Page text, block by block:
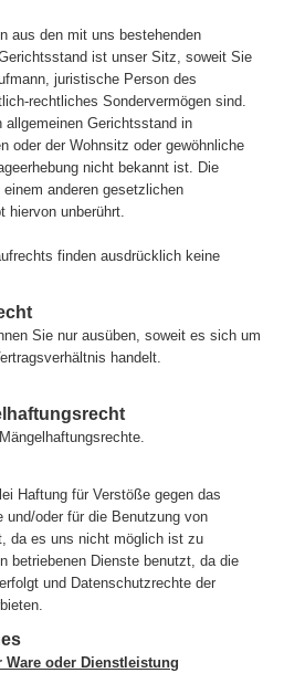
aus den mit uns bestehenden
ist unser Sitz, soweit Sie
juristische Person des
rechtliches Sondervermögen sind.
allgemeinen Gerichtsstand in
oder der Wohnsitz oder gewöhnliche
nicht bekannt ist. Die
anderen gesetzlichen
hiervon unberührt.
finden ausdrücklich keine
Sie nur ausüben, soweit es sich um
handelt.
Haftung für Verstöße gegen das
und/oder für die Benutzung von
da es uns nicht möglich ist zu
betriebenen Dienste benutzt, da die
und Datenschutzrechte der
Ware oder Dienstleistung